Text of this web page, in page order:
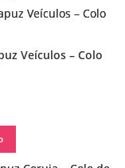
Veículos – Colo